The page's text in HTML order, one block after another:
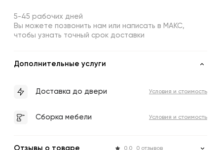
5-45 рабочих дней
Вы можете позвонить нам или написать в МАКС,
чтобы узнать точный срок доставки
Дополнительные услуги
Доставка до двери Условия и стоимость
Сборка мебели Условия и стоимость
Отзывы о товаре 0.0 0 отзывов